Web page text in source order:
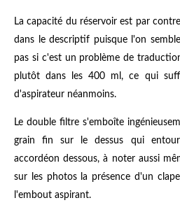
La capacité du réservoir est par
dans le descriptif puisque l'on
pas si c'est un problème de
plutôt dans les 400 ml, ce qui
d'aspirateur néanmoins.
Le double filtre s'emboîte
grain fin sur le dessus qui
accordéon dessous, à noter aussi
sur les photos la présence d'un
l'embout aspirant.